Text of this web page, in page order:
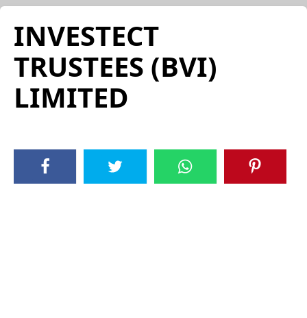
INVESTECT
TRUSTEES (BVI)
LIMITED